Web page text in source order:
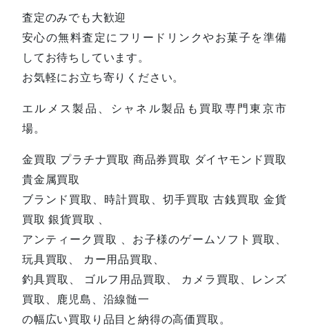
査定のみでも大歓迎
安心の無料査定にフリードリンクやお菓子を準備
してお待ちしています。
お気軽にお立ち寄りください。
エルメス製品、シャネル製品も買取専門東京市
場。
金買取 プラチナ買取 商品券買取 ダイヤモンド買取
貴金属買取
ブランド買取、時計買取、切手買取 古銭買取 金貨
買取 銀貨買取 、
アンティーク買取 、お子様のゲームソフト買取、
玩具買取、 カー用品買取、
釣具買取、 ゴルフ用品買取、 カメラ買取、レンズ
買取、鹿児島、沿線髄一
の幅広い買取り品目と納得の高価買取。